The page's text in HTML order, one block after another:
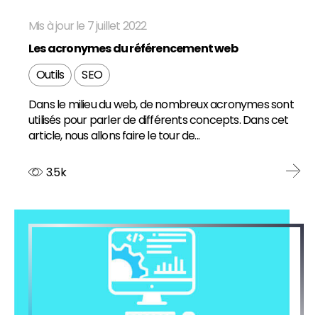
Mis à jour le 7 juillet 2022
Les acronymes du référencement web
Outils
SEO
Dans le milieu du web, de nombreux acronymes sont
utilisés pour parler de différents concepts. Dans cet
article, nous allons faire le tour de...
3.5k